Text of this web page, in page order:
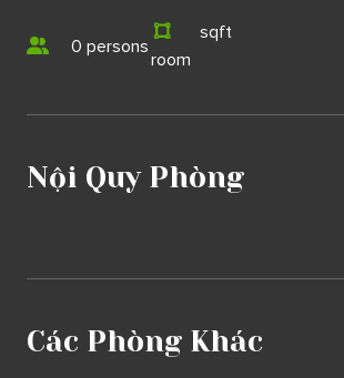
0 persons
sqft
room
Nội Quy Phòng
Các Phòng Khác